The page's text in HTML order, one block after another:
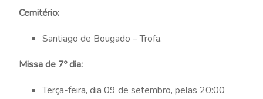
Cemitério:
Santiago de Bougado – Trofa.
Missa de 7º dia:
Terça-feira, dia 09 de setembro, pelas 20:00